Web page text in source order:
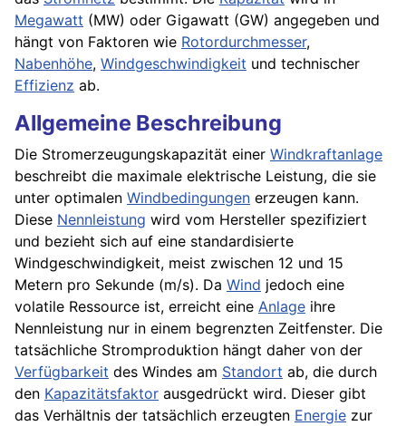
Megawatt (MW) oder Gigawatt (GW) angegeben und
hängt von Faktoren wie Rotordurchmesser,
Nabenhöhe, Windgeschwindigkeit und technischer
Effizienz ab.
Allgemeine Beschreibung
Die Stromerzeugungskapazität einer Windkraftanlage
beschreibt die maximale elektrische Leistung, die sie
unter optimalen Windbedingungen erzeugen kann.
Diese Nennleistung wird vom Hersteller spezifiziert
und bezieht sich auf eine standardisierte
Windgeschwindigkeit, meist zwischen 12 und 15
Metern pro Sekunde (m/s). Da Wind jedoch eine
volatile Ressource ist, erreicht eine Anlage ihre
Nennleistung nur in einem begrenzten Zeitfenster. Die
tatsächliche Stromproduktion hängt daher von der
Verfügbarkeit des Windes am Standort ab, die durch
den Kapazitätsfaktor ausgedrückt wird. Dieser gibt
das Verhältnis der tatsächlich erzeugten Energie zur